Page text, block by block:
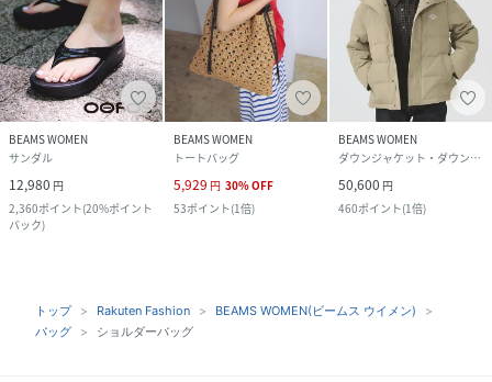
BEAMS WOMEN
サンダル
12,980 円
2,360ポイント(20%ポイント
バック)
BEAMS WOMEN
トートバッグ
5,929 円 30%OFF
53ポイント(1倍)
BEAMS WOMEN
ダウンジャケット・ダウンベスト
50,600 円
460ポイント(1倍)
トップ Rakuten Fashion
BEAMS WOMEN(ビームス ウイメン)
バッグ
ショルダーバッグ